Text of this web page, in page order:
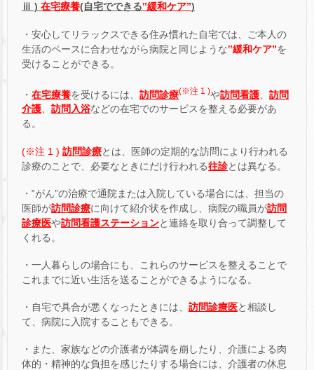
ⅲ ) 在宅療養(自宅でできる‟緩和ケア”)
・安心してリラックスできる住み慣れた自宅では、ご本人の
生活のペースに合わせながら病院と同じような‟緩和ケア”を
受けることができる。
・ 在宅療養を受けるには、 訪問診療(※注 1 )や訪問看護
訪問
介護、 訪問入浴などの在宅でのサービスを整える必要があ
る。
(※注 1 ) 訪問診療とは、医師の定期的な訪問により行われる
診療のことで、必要なときにだけ行われる往診とは異なる。
・‟がん”の治療で通院または入院している場合には、担当の
医師が訪問診療に向けて紹介状を作成し、病院の職員が訪問
診療医や訪問看護ステーションと連絡を取り合って調整して
くれる。
・一人暮らしの場合にも、これらのサービスを整えることで
これまでに近い生活を送ることができるようになる。
・自宅で具合が悪くなったときには、 訪問診療医と相談し
て、病院に入院することもできる。
・また、家族などの介護者が体調を崩したり、介護による肉
体的・精神的な負担を感じたりする場合には、介護者の休息